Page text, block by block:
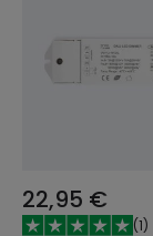
22,95 €
(1)